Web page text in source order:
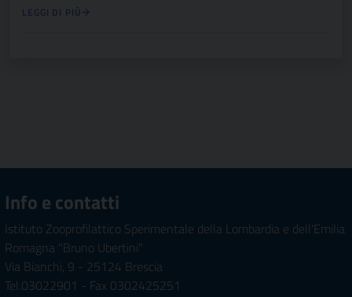
LEGGI DI PIÙ
Info e contatti
Istituto Zooprofilattico Sperimentale della Lombardia e dell'Emilia
Romagna "Bruno Ubertini"
Via Bianchi, 9 - 25124 Brescia
Tel.03022901 - Fax 0302425251